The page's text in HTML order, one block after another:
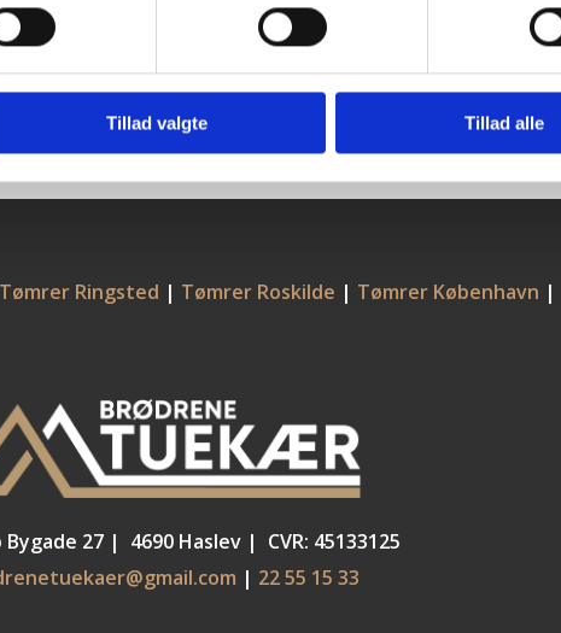
Tillad valgte Tillad alle
Tømrer Ringsted | Tømrer Roskilde | Tømrer København |
27 | 4690 Haslev | CVR: 45133125
| 22 55 15 33